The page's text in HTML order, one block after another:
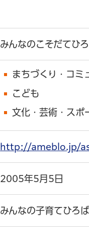
みんなのこそだてひ
まちづくり・コミ
こども
文化・芸術・スポ
http://ameblo.jp/
2005年5月5日
みんなの子育てひろ